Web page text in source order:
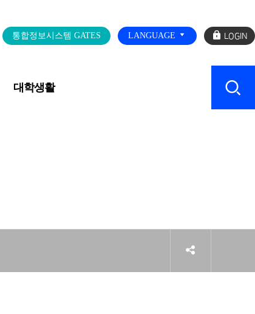
대학생활
캠퍼스 SERVICE
통합정보시스템 GATES LANGUAGE
로
그